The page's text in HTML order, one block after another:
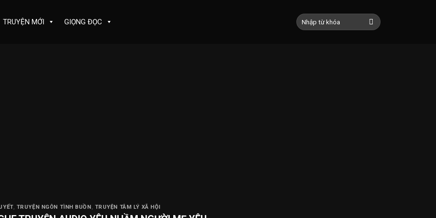
TRUYỆN MỚI GIỌNG ĐỌC
, TRUYỆN NGÔN TÌNH BUỒN, TRUYỆN TÂM LÝ XÃ HỘI